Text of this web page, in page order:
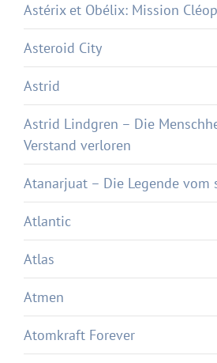
Astérix et Obélix: Mission
Asteroid City
Astrid
Astrid Lindgren – Die
Verstand verloren
Atanarjuat – Die Legende vom
Atlantic
Atlas
Atmen
Atomkraft Forever